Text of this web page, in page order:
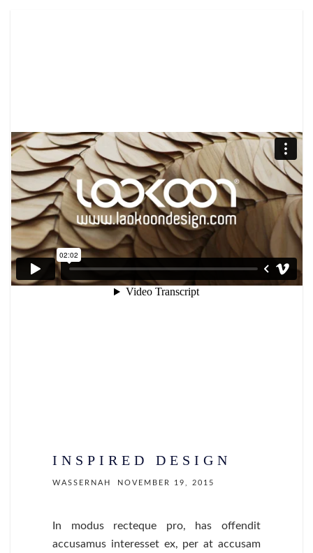
INSPIRED DESIGN
WASSERNAH NOVEMBER 19, 2015
In modus recteque pro, has offendit
accusamus interesset ex, per at accusam